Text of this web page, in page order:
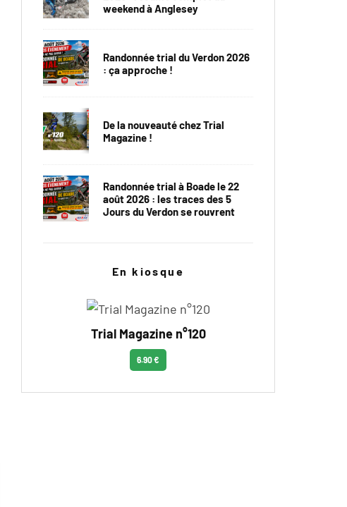
weekend à Anglesey
Randonnée trial du Verdon 2026
: ça approche !
De la nouveauté chez Trial
Magazine !
Randonnée trial à Boade le 22
août 2026 : les traces des 5
Jours du Verdon se rouvrent
En kiosque
Trial Magazine n°120
6.90 €